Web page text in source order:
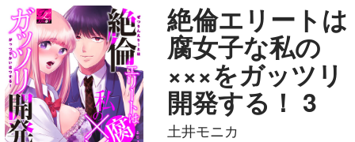
絶倫エリートは
腐女子な私の
×××をガッツリ
開発する！ 3
土井モニカ